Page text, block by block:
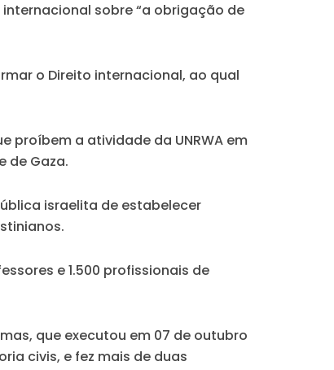
internacional sobre “a obrigação de
o Direito internacional, ao qual
proíbem a atividade da UNRWA em
de Gaza.
israelita de estabelecer
e 1.500 profissionais de
que executou em 07 de outubro
civis, e fez mais de duas